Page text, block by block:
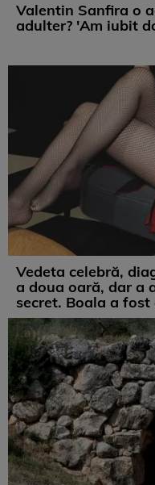
Valentin Sanfira o
adulter? 'Am iubit
Vedeta celebră,
a doua oară, dar a
secret. Boala a fost